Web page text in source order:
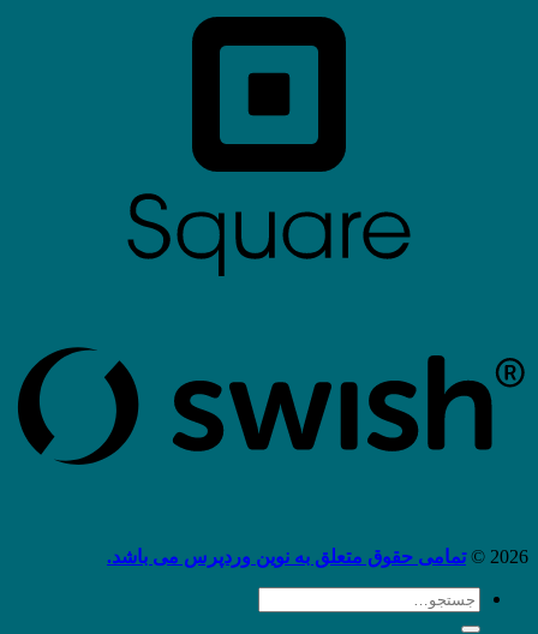
2026 ©
تمامی حقوق متعلق به نوین وردپرس می باشد.
جستجو